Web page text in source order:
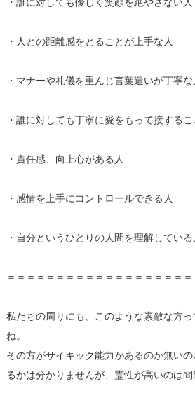
・誰に対しても優しく笑顔を絶やさない人
・人との距離感をとることが上手な人
・マナーや礼儀を重んじ言葉遣いが丁寧な
・誰に対しても丁寧に愛をもって接する
・責任感、向上心がある人
・感情を上手にコントロールできる人
・自分というひとりの人間を理解している
＝＝＝＝＝＝＝＝＝＝＝＝＝＝＝＝＝＝
私たちの周りにも、このような素敵な方
ね。
その方がサイキック能力があるのか無い
るかは分かりませんが、霊性が高いのは間